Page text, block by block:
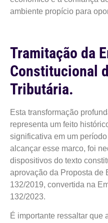
ambiente propício para
Tramitação da
Constitucional
Tributária.
Esta transformação
representa um feito
significativa em um
alcançar esse marco, foi
dispositivos do texto
aprovação da Proposta de
132/2019, convertida na
132/2023.
É importante ressaltar que